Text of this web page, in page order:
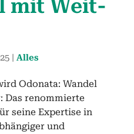
mit Weit­
| Alles
Odonata: Wandel
Das renommierte
seine Expertise in
und